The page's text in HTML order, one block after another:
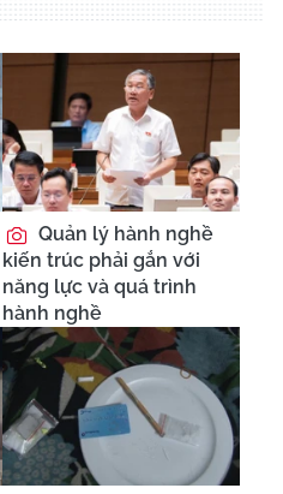
Quản lý hành nghề
kiến trúc phải gắn với
năng lực và quá trình
hành nghề